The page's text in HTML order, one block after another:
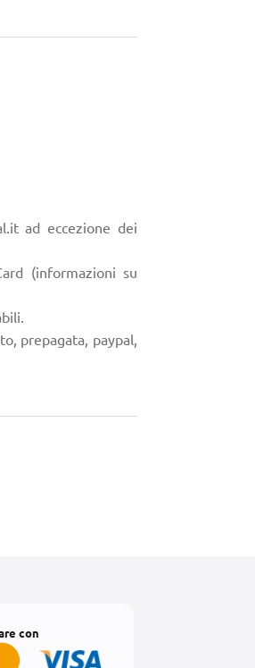
ad eccezione dei
(informazioni su
prepagata, paypal,
con